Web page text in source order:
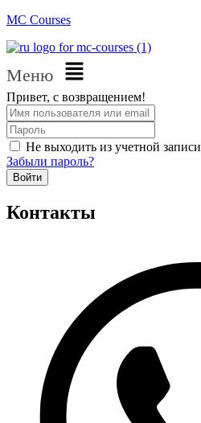
MC Courses
Меню
Привет, с возвращением!
Не выходить из учетной записи
Забыли пароль?
Войти
Контакты